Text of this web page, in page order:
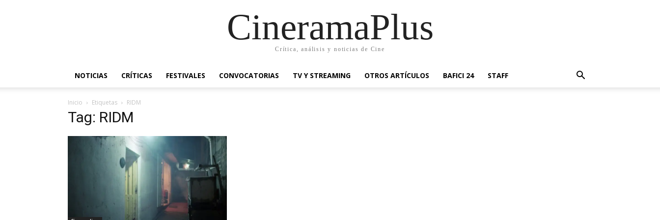
CineramaPlus
Crítica, análisis y noticias de Cine
NOTICIAS CRÍTICAS FESTIVALES CONVOCATORIAS TV Y STREAMING OTROS ARTÍCULOS BAFICI 24 STAFF
Inicio Etiquetas RIDM
Tag: RIDM